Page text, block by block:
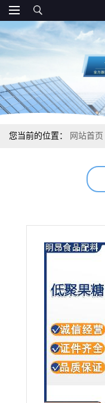
您当前的位置： 网站首页